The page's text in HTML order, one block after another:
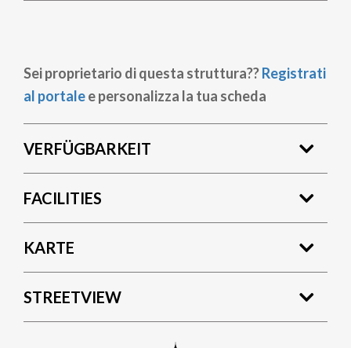
Sei proprietario di questa struttura??Registrati
al portalee personalizza la tua scheda
VERFÜGBARKEIT
FACILITIES
KARTE
STREETVIEW